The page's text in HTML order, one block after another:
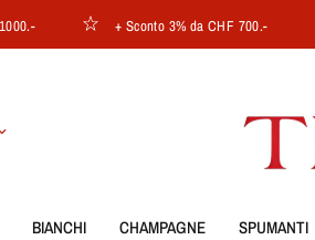
+ Sconto 3% da CHF 700.-
BIANCHI CHAMPAGNE SPUMANTI